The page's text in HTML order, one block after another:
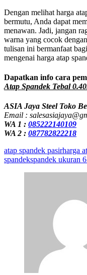
Dengan melihat harga
bermutu, Anda dapat
menawan. Jadi, jangan
warna yang cocok
tulisan ini bermanfaat
mengenai harga atap
Dapatkan info cara
Atap Spandek Tebal
ASIA Jaya Steel Toko
Email :
WA 1 : 085222140109
WA 2 : 087782822218
atap spandek pasirharga
spandekspandek ukuran